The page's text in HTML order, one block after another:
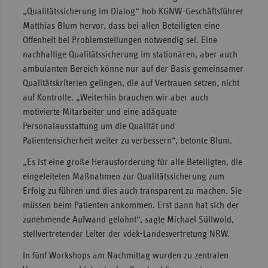
„Qualitätssicherung im Dialog“ hob KGNW-Geschäftsführer
Matthias Blum hervor, dass bei allen Beteiligten eine
Offenheit bei Problemstellungen notwendig sei. Eine
nachhaltige Qualitätssicherung im stationären, aber auch
ambulanten Bereich könne nur auf der Basis gemeinsamer
Qualitätskriterien gelingen, die auf Vertrauen setzen, nicht
auf Kontrolle. „Weiterhin brauchen wir aber auch
motivierte Mitarbeiter und eine adäquate
Personalausstattung um die Qualität und
Patientensicherheit weiter zu verbessern“, betonte Blum.
„Es ist eine große Herausforderung für alle Beteiligten, die
eingeleiteten Maßnahmen zur Qualitätssicherung zum
Erfolg zu führen und dies auch transparent zu machen. Sie
müssen beim Patienten ankommen. Erst dann hat sich der
zunehmende Aufwand gelohnt“, sagte Michael Süllwold,
stellvertretender Leiter der vdek-Landesvertretung NRW.
In fünf Workshops am Nachmittag wurden zu zentralen